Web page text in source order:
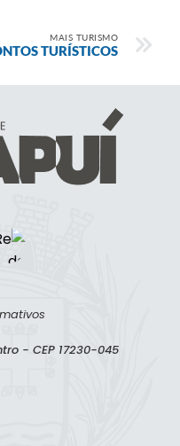
MAIS TURISMO
TURÍSTICOS
- CEP 17230-045